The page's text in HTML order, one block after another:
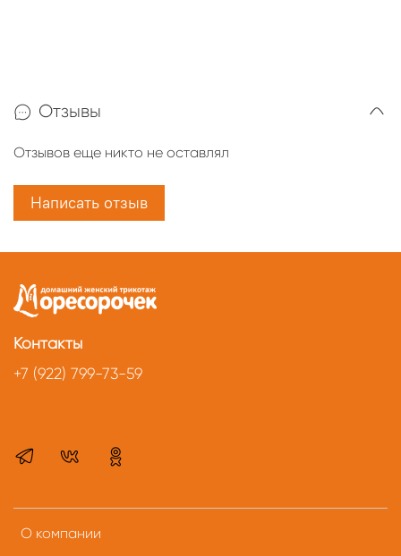
Отзывы
Отзывов еще никто не оставлял
Написать отзыв
О компании
Контакты
+7 (922) 799-73-59